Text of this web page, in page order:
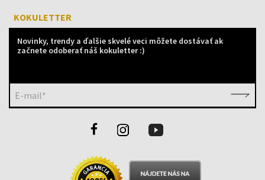
KOKULETTER
Novinky, trendy a ďalšie skvelé veci môžete dostávať ak
začnete odoberať náš kokuletter :)
E-mail*